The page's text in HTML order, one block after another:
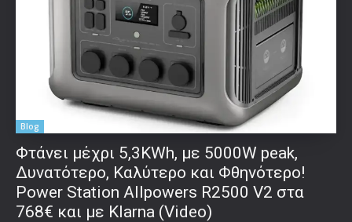
Blog
Φτάνει μέχρι 5,3KWh, με 5000W peak,
Δυνατότερο, Καλύτερο και Φθηνότερο!
Power Station Allpowers R2500 V2 στα
768€ και με Klarna (Video)